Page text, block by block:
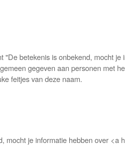
"De betekenis is onbekend, mocht
gegeven aan personen met
feitjes van deze naam.
mocht je informatie hebben over